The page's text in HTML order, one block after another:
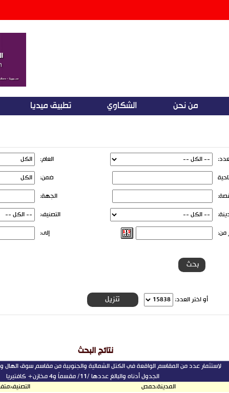
من نحن الشكاوي تطبيق ميديا
العام:
ضمن:
الجهة:
التصنيف:
من:
إلى:
أو اختر العدد:
نتائج البحث
لاستثمار عدد من المقاسم الواقعة في الكتل الشمالية والجنوبية من مقاسم سوق الهال
الجدول أدناه والبالغ عددها /11/ مقسماُ و4 مخازن+ كافتيريا
المدينة:حمص التصنيف: